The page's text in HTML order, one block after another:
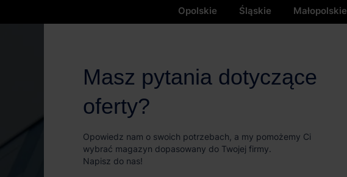
Opolskie Śląskie Małopolskie
Masz pytania dotyczące
oferty?
Opowiedz nam o swoich potrzebach, a my pomożemy Ci
wybrać magazyn dopasowany do Twojej firmy.
Napisz do nas!